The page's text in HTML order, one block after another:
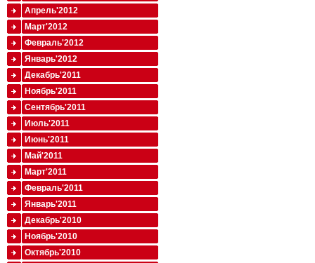
Апрель'2012
Март'2012
Февраль'2012
Январь'2012
Декабрь'2011
Ноябрь'2011
Сентябрь'2011
Июль'2011
Июнь'2011
Май'2011
Март'2011
Февраль'2011
Январь'2011
Декабрь'2010
Ноябрь'2010
Октябрь'2010